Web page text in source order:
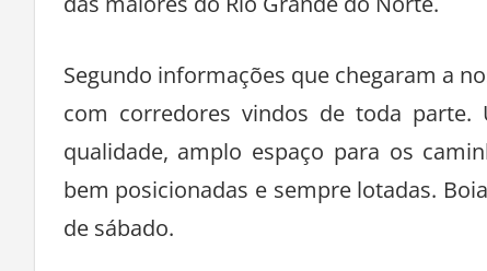
das maiores do Rio Grande do Norte.
Segundo informações que chegaram a
com corredores vindos de toda
qualidade, amplo espaço para os
bem posicionadas e sempre lotadas.
de sábado.